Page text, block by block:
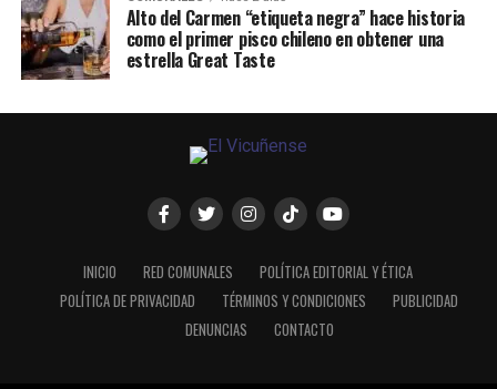
Alto del Carmen “etiqueta negra” hace historia
como el primer pisco chileno en obtener una
estrella Great Taste
INICIO RED COMUNALES
POLÍTICA EDITORIAL Y ÉTICA
POLÍTICA DE PRIVACIDAD
TÉRMINOS Y CONDICIONES
PUBLICIDAD
DENUNCIAS
CONTACTO